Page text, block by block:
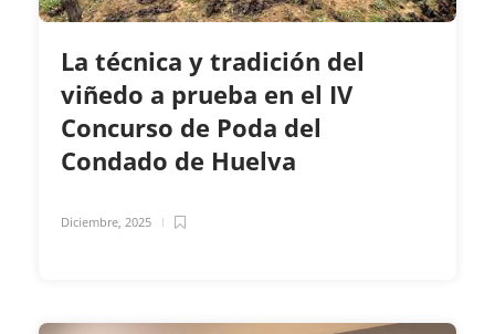
La técnica y tradición del
viñedo a prueba en el IV
Concurso de Poda del
Condado de Huelva
Diciembre, 2025